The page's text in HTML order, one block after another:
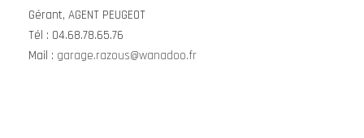
Gérant, AGENT PEUGEOT
Tél : 04.68.78.65.76
Mail : garage.razous@wanadoo.fr